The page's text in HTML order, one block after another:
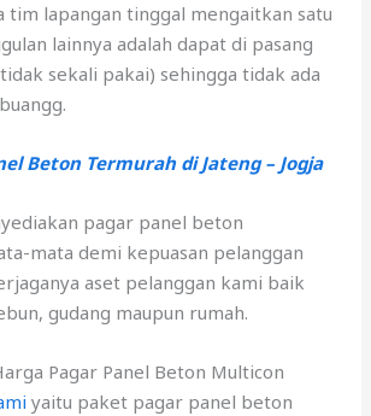
tim lapangan tinggal mengaitkan satu
lainnya adalah dapat di pasang
sekali pakai) sehingga tidak ada
Beton Termurah di Jateng – Jogja
pagar panel beton
mata demi kepuasan pelanggan
aset pelanggan kami baik
gudang maupun rumah.
Pagar Panel Beton Multicon
yaitu paket pagar panel beton